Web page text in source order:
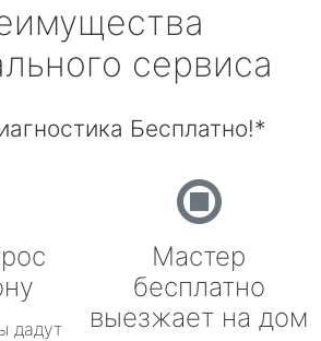
сервиса
Бесплатно!*
дадут
Мастер
бесплатно
выезжает на дом